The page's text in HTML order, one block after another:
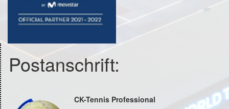
Postanschrift:
CK-Tennis Professional